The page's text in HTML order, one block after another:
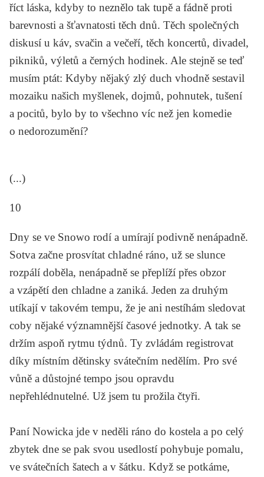
říct láska, kdyby to neznělo tak tupě a fádně proti
barevnosti a šťavnatosti těch dnů. Těch společných
diskusí u káv, svačin a večeří, těch koncertů, divadel,
pikniků, výletů a černých hodinek. Ale stejně se teď
musím ptát: Kdyby nějaký zlý duch vhodně sestavil
mozaiku našich myšlenek, dojmů, pohnutek, tušení
a pocitů, bylo by to všechno víc než jen komedie
o nedorozumění?
(...)
10
Dny se ve Snowo rodí a umírají podivně nenápadně.
Sotva začne prosvítat chladné ráno, už se slunce
rozpálí doběla, nenápadně se přeplíží přes obzor
a vzápětí den chladne a zaniká. Jeden za druhým
utíkají v takovém tempu, že je ani nestíhám sledovat
coby nějaké významnější časové jednotky. A tak se
držím aspoň rytmu týdnů. Ty zvládám registrovat
díky místním dětinsky svátečním nedělím. Pro své
vůně a důstojné tempo jsou opravdu
nepřehlédnutelné. Už jsem tu prožila čtyři.
Paní Nowicka jde v neděli ráno do kostela a po celý
zbytek dne se pak svou usedlostí pohybuje pomalu,
ve svátečních šatech a v šátku. Když se potkáme,